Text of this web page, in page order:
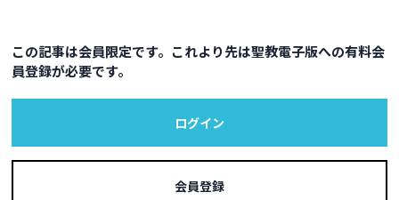
この記事は会員限定です。これより先は聖教電子版への有料会
員登録が必要です。
ログイン
会員登録